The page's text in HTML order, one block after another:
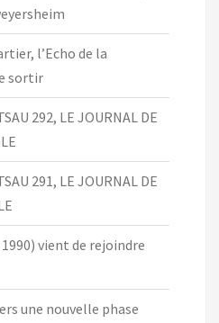
l’Echo de la
sortir
292, LE JOURNAL DE
291, LE JOURNAL DE
vient de rejoindre
une nouvelle phase